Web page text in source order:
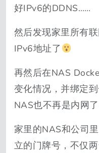
好IPv6的DDNS……
然后发现家里所有
IPv6地址了
再然后在NAS
变化情况，并绑定
NAS也不再是内网了
家里的NAS和公司
立的门牌号，不仅